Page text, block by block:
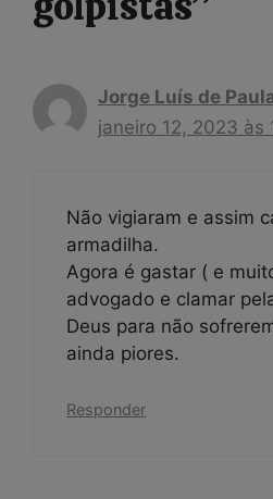
Jorge Luís de
janeiro 12, 2023 às
Não vigiaram e assim
armadilha.
Agora é gastar ( e
advogado e clamar
Deus para não
ainda piores.
Responder